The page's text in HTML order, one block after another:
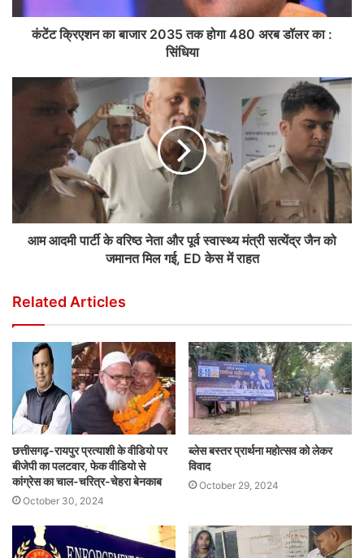
कंटेंट क्रिएशन का बाजार 2035 तक होगा 480 अरब डॉलर का :
सिंधिया
आम आदमी पार्टी के वरिष्ठ नेता और पूर्व स्वास्थ्य मंत्री सत्येंद्र जैन को
जमानत मिल गई, ED केस में राहत
Related Articles
छत्तीसगढ़-रायपुर प्रत्याशी के वीडियो पर
बीजेपी का पलटवार, फेक वीडियो से
कांग्रेस का चाल-चरित्र-चेहरा बेनकाब
October 30, 2024
ब्लेस बस्तर प्रार्थना महोत्सव को लेकर
विवाद
October 29, 2024